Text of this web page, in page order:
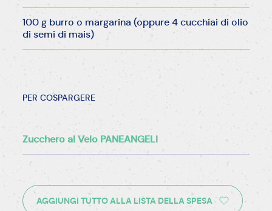
100 g burro o margarina (oppure 4 cucchiai di olio
di semi di mais)
PER COSPARGERE
Zucchero al Velo PANEANGELI
AGGIUNGI TUTTO ALLA LISTA DELLA SPESA